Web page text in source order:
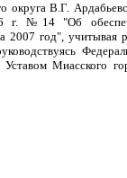
округа В.Г.
г. №14 "Об
2007 год", учитывая
Миасского